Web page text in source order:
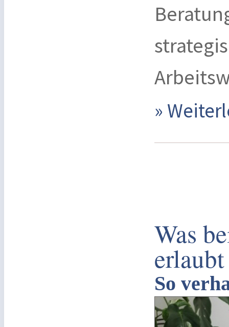
»
Was
So